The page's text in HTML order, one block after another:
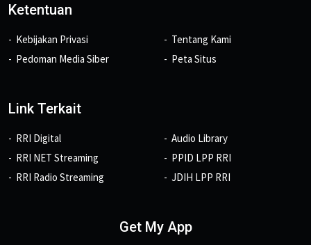
Ketentuan
Kebijakan Privasi
Pedoman Media Siber
Tentang Kami
Peta Situs
Link Terkait
RRI Digital
RRI NET Streaming
RRI Radio Streaming
Audio Library
PPID LPP RRI
JDIH LPP RRI
Get My App